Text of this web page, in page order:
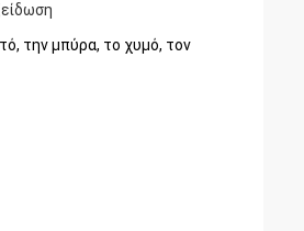
την μπύρα, το χυμό, τον